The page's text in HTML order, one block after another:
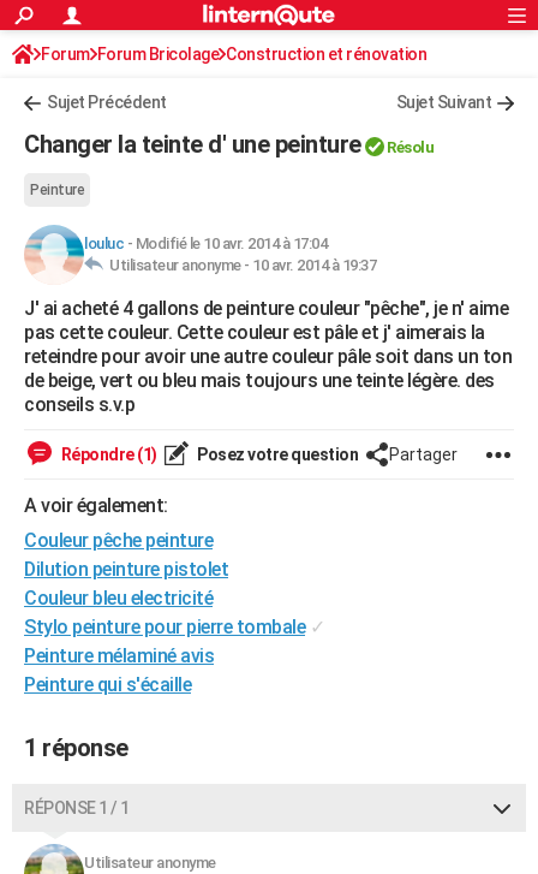
ACTUALITÉS
Politique
Société
Faits Divers
Education
Monde
Villes
+
AUTO
Essais
Réserver un essai
Citadines
Berlines
SUV
Forum auto
+HIGH-TECH
Mobiles
Meilleur smartphone
Internet
Ordinateurs
Jeux vidéo
Guide high-tech
+BRICOLAGE
Forum
Aménagement intérieur
Extérieur
Cuisine
Salle de bains
Jardinage
Rangement
WEEK-END
Guides de France
Escapades
Patrimoine
Expositions
Musées
Week-end nature
+
Art de vivre
Bien-être
Loisirs
Mode
Modes de vie
SANTE
Alimentation
Guide de la santé
Maladies
Médicaments
Sommeil
Destinations
City break
Voyage nature
Voyage de noces
Forum
Climat
+PHOTO
GUIDES D'ACHAT
BONS PLANS
Carte de Noël
Carte Bonne année
Carte Saint-Valentin
Carte Pâques
Carte d'anniversaire
DICTIONNAIRE
Dictionnaire
Biographies
Citations
Expressions
Proverbes
PROGRAMME TV
COPAINS D'AVANT
Rechercher
S'inscrire
Connexion
Forum Forum Bricolage Construction et rénovation
Peinture, Vernis, Tapissserie
Sujet Précédent Sujet Suivant
Changer la teinte d' une peinture Résolu
Peinture
louluc - Modifié le 10 avr. 2014 à 17:04
Utilisateur anonyme - 10 avr. 2014 à 19:37
J' ai acheté 4 gallons de peinture couleur "pêche", je n' aime
pas cette couleur. Cette couleur est pâle et j' aimerais la
reteindre pour avoir une autre couleur pâle soit dans un ton
de beige, vert ou bleu mais toujours une teinte légère. des
conseils s.v.p
Répondre (1) Posez votre question Partager
A voir également:
Couleur pêche peinture
Dilution peinture pistolet
Couleur bleu electricité
Stylo peinture pour pierre tombale ✓
Peinture mélaminé avis
Peinture qui s'écaille
1 réponse
RÉPONSE 1 / 1
Utilisateur anonyme